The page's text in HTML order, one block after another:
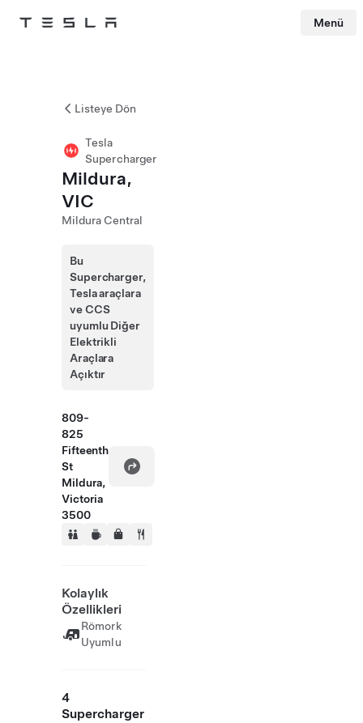
Tesla Menü
Listeye Dön
Tesla
Supercharger
Mildura,
VIC
Mildura Central
Bu
Supercharger,
Tesla araçlara
ve CCS
uyumlu Diğer
Elektrikli
Araçlara
Açıktır
809-
825
Fifteenth
St
Mildura,
Victoria
3500
Kolaylık
Özellikleri
Römork
Uyumlu
4
Supercharger